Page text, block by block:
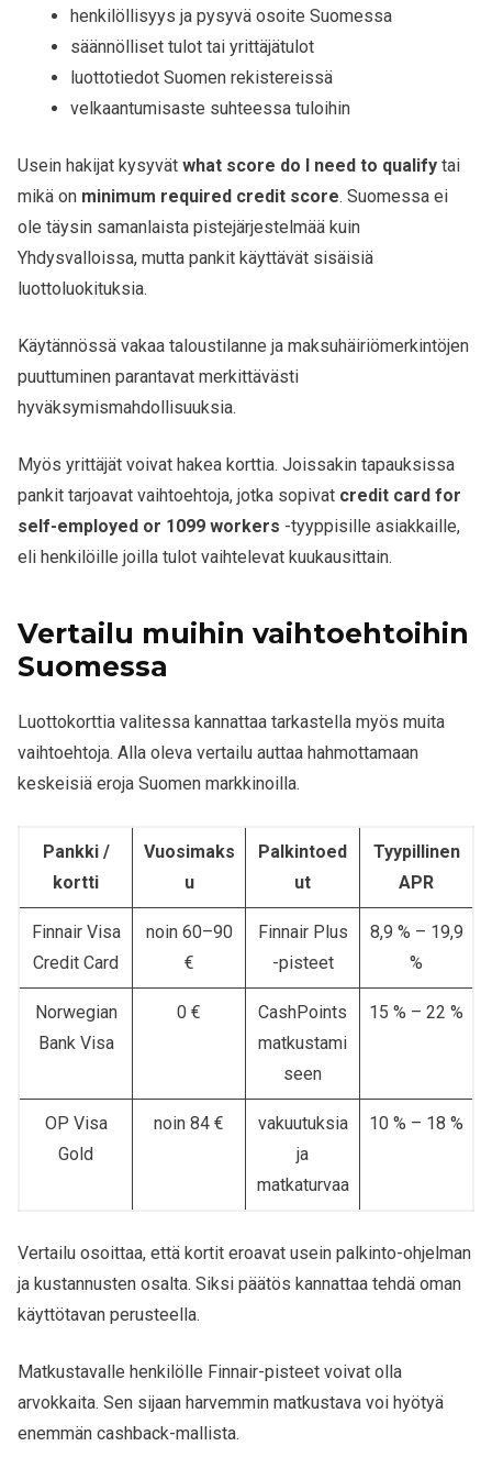
henkilöllisyys ja pysyvä osoite Suomessa
säännölliset tulot tai yrittäjätulot
luottotiedot Suomen rekistereissä
velkaantumisaste suhteessa tuloihin
Usein hakijat kysyvät what score do I need to qualify tai
mikä on minimum required credit score. Suomessa ei
ole täysin samanlaista pistejärjestelmää kuin
Yhdysvalloissa, mutta pankit käyttävät sisäisiä
luottoluokituksia.
Käytännössä vakaa taloustilanne ja maksuhäiriömerkintöjen
puuttuminen parantavat merkittävästi
hyväksymismahdollisuuksia.
Myös yrittäjät voivat hakea korttia. Joissakin tapauksissa
pankit tarjoavat vaihtoehtoja, jotka sopivat credit card for
self-employed or 1099 workers -tyyppisille asiakkaille,
eli henkilöille joilla tulot vaihtelevat kuukausittain.
Vertailu muihin vaihtoehtoihin
Suomessa
Luottokorttia valitessa kannattaa tarkastella myös muita
vaihtoehtoja. Alla oleva vertailu auttaa hahmottamaan
keskeisiä eroja Suomen markkinoilla.
Pankki /
kortti
Vuosimaks
u
Palkintoed
ut
Tyypillinen
APR
Finnair Visa
Credit Card
noin 60–90
€
Finnair Plus
-pisteet
8,9 % – 19,9
%
Norwegian
Bank Visa
0 €
CashPoints
matkustami
seen
15 % – 22 %
OP Visa
Gold
noin 84 €
vakuutuksia
ja
matkaturvaa
10 % – 18 %
Vertailu osoittaa, että kortit eroavat usein palkinto-ohjelman
ja kustannusten osalta. Siksi päätös kannattaa tehdä oman
käyttötavan perusteella.
Matkustavalle henkilölle Finnair-pisteet voivat olla
arvokkaita. Sen sijaan harvemmin matkustava voi hyötyä
enemmän cashback-mallista.